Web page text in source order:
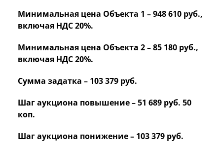
Минимальная цена Объекта 1 – 948 610 руб.,
включая НДС 20%.
Минимальная цена Объекта 2 – 85 180 руб.,
включая НДС 20%.
Сумма задатка – 103 379 руб.
Шаг аукциона повышение – 51 689 руб. 50
коп.
Шаг аукциона понижение – 103 379 руб.